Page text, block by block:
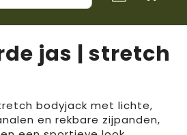
jas | stretch
bodyjack met lichte,
en rekbare zijpanden,